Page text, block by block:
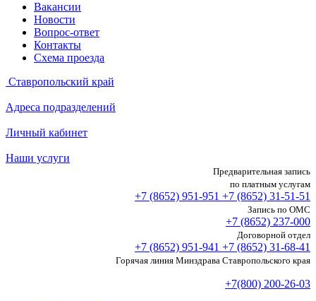
Вакансии
Новости
Вопрос-ответ
Контакты
Схема проезда
Ставропольский край
Адреса подразделений
Личный кабинет
Наши услуги
Предварительная запись
по платным услугам
+7 (8652) 951-951 +7 (8652) 31-51-51
Запись по ОМС
+7 (8652) 237-000
Договорной отдел
+7 (8652) 951-941 +7 (8652) 31-68-41
Горячая линия Минздрава Ставропольского края
+7(800) 200-26-03